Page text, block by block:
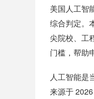
美国人工智
综合判定。
尖院校、工
门槛，帮助
人工智能是
来源于